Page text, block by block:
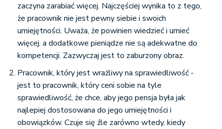
zaczyna zarabiać więcej. Najczęściej wynika to z tego,
że pracownik nie jest pewny siebie i swoich
umiejętności. Uważa, że powinien wiedzieć i umieć
więcej, a dodatkowe pieniądze nie są adekwatne do
kompetencji. Zazwyczaj jest to zaburzony obraz.
Pracownik, który jest wrażliwy na sprawiedliwość -
jest to pracownik, który ceni sobie na tyle
sprawiedliwość, że chce, aby jego pensja była jak
najlepiej dostosowana do jego umiejętności i
obowiązków. Czuje się źle zarówno wtedy, kiedy